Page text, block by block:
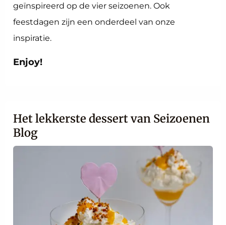
geïnspireerd op de vier seizoenen. Ook
feestdagen zijn een onderdeel van onze
inspiratie.
Enjoy!
Het lekkerste dessert van Seizoenen
Blog